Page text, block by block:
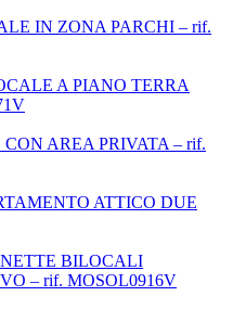
IN ZONA PARCHI – rif.
A PIANO TERRA
AREA PRIVATA – rif.
ATTICO DUE
BILOCALI
– rif. MOSOL0916V